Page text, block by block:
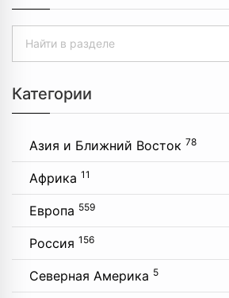
Категории
Азия и Ближний Восток 78
Африка 11
Европа 559
Россия 156
Северная Америка 5